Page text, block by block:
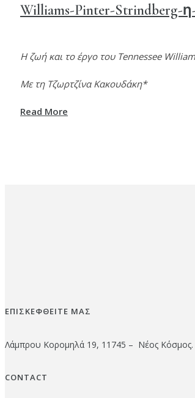
Williams-Pinter-
Η ζωή και το έργο του Tennessee
Με τη Τζωρτζίνα Κακουδάκη*
Read More
ΕΠΙΣΚΕΦΘΕΙΤΕ ΜΑΣ
Λάμπρου Κορομηλά 19, 11745 – Νέος Κόσμος.
CONTACT